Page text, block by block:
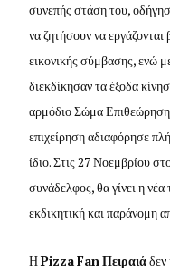
συνεπής στάση του,
να ζητήσουν να
εικονικής σύμβασης, ενώ
διεκδίκησαν τα έξοδα
αρμόδιο Σώμα
επιχείρηση αδιαφόρησε
ίδιο. Στις 27 Νοεμβρίου
συνάδελφος, θα γίνει η
εκδικητική και παράνομη
ΗPizzaFanΠειραιά